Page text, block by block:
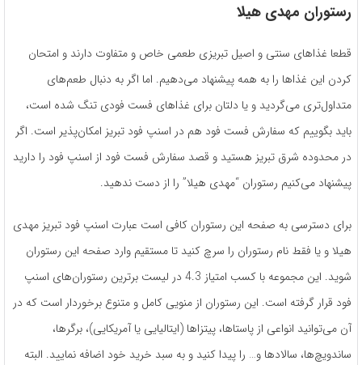
رستوران مهدی هیلا
قطعا غذاهای سنتی و اصیل تبریزی طعمی خاص و متفاوت دارند و امتحان
کردن این غذا­ها را به همه پیشنهاد می­‌دهیم. اما اگر به دنبال طعم­‌های
متداول‌­تری می­‌گردید و یا دلتان برای غذاهای فست فودی تنگ شده ­است،
باید بگوییم که سفارش فست فود هم در اسنپ فود تبریز امکان­‌پذیر است. اگر
در محدوده­­ شرق تبریز هستید و قصد سفارش فست فود از اسنپ فود را دارید
پیشنهاد می­‌کنیم رستوران “مهدی هیلا” را از دست ندهید.
برای دسترسی به صفحه­ این رستوران کافی ­است عبارت اسنپ فود تبریز مهدی
هیلا و یا فقط نام رستوران را سرچ کنید تا مستقیم وارد صفحه­ این رستوران
شوید. این مجموعه با کسب امتیاز 4.3 در لیست برترین رستوران‌های اسنپ
فود قرار گرفته است. این رستوران از منویی کامل و متنوع برخوردار است که در
آن می‌­توانید انواعی از پاستاها، پیتزاها (ایتالیایی یا آمریکایی)، برگرها،
ساندویچ‌ها، سالادها و… را پیدا کنید و به سبد خرید خود اضافه نمایید. البته